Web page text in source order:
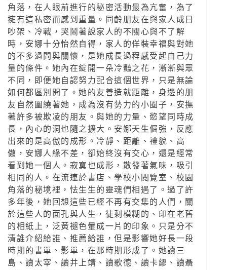
角落，在人眼前進行的秘密活動最為亢奮，為了
擁有這私密而感到重量。同齡朋友在與家人成日
吵架、冷戰，哭鬧著說家人的不關心與不了解
時，安娜十分怡然自得，家人的佯裝幸福與對她
的不多過問與關懷，是她成長過程感受起自己力
量的條件。她內在綻開一朵冷豔之花，漸漸與眾
不同，即便她自認努力配合這個世界，只是無論
如何都區別開了。她的友善造就距離，身邊的朋
友自然圍繞著她，成為沒有勢力的小圈子，安撫
著許多被欺凌的朋友。與她的力量、慾望同時成
長，內心的洞也隨之擴大。安娜天生倔強，反應
出來的是高傲的成形。冷靜、距離、禮貌、高
傲，安娜人緣不差，卻始終沒有交心，還是經常
看到她一個人。寂寞也成形，散發著氣味，吸引
相同的人。在流連於書店、學校小閱覽室、校園
角落的秘境裡，怯生生的靈魂們相遇了。過了許
多年後，她回想這些已經不再有交集的人們，關
於這些人的面孔與人生，徒剩模糊的、印在老舊
的相紙上，泛黃褪色暈成一片的印象。只是分不
清誰介紹給誰、推薦給誰，但是影響她好長一段
時期的書單、影單，在那時期形成了。她讀三
島、讀太宰、讀井上靖、讀歌德、讀卡繆、讀聶